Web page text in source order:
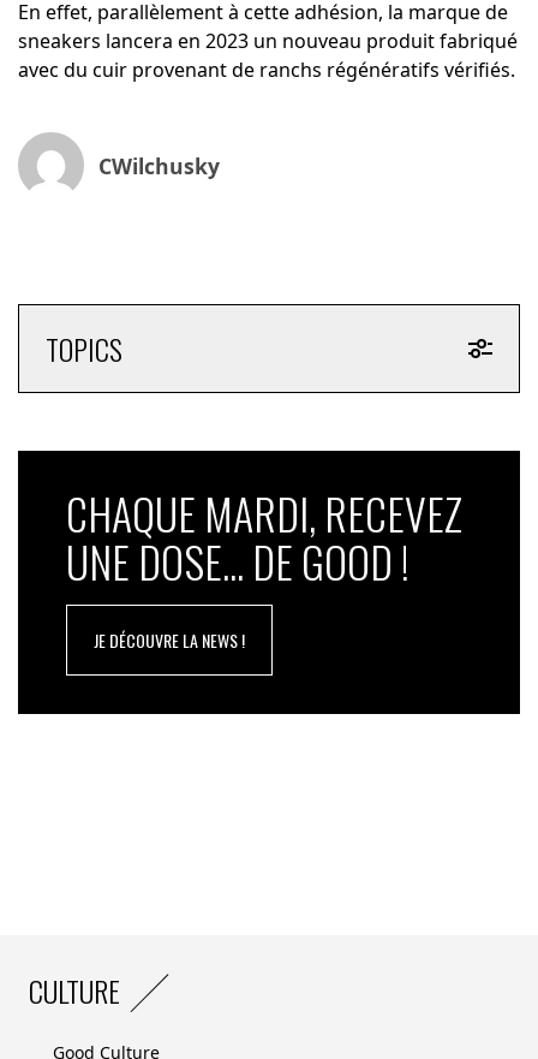
En effet, parallèlement à cette adhésion, la marque de
sneakers lancera en 2023 un nouveau produit fabriqué
avec du cuir provenant de ranchs régénératifs vérifiés.
CWilchusky
TOPICS
CHAQUE MARDI, RECEVEZ
UNE DOSE... DE GOOD !
JE DÉCOUVRE LA NEWS !
CULTURE
Good Culture